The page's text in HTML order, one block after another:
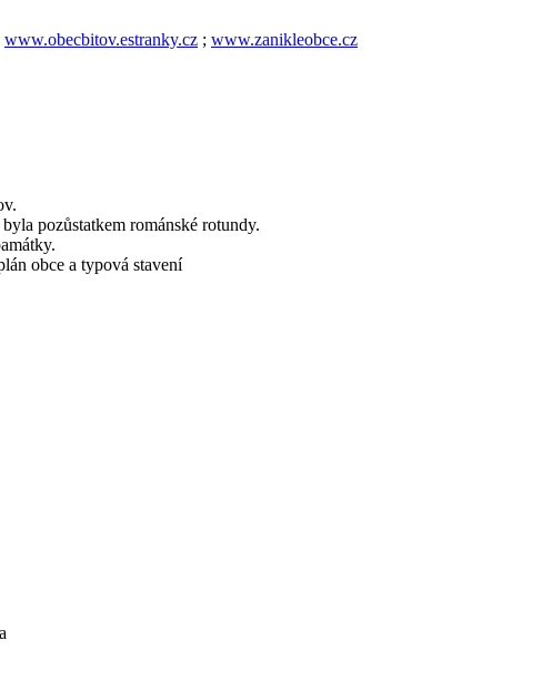
www.obecbitov.estranky.cz ; www.zanikleobce.cz
pozůstatkem románské rotundy.
obce a typová stavení